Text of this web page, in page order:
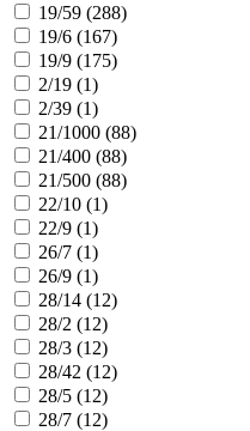
19/59 (288)
19/6 (167)
19/9 (175)
2/19 (1)
2/39 (1)
21/1000 (88)
21/400 (88)
21/500 (88)
22/10 (1)
22/9 (1)
26/7 (1)
26/9 (1)
28/14 (12)
28/2 (12)
28/3 (12)
28/42 (12)
28/5 (12)
28/7 (12)